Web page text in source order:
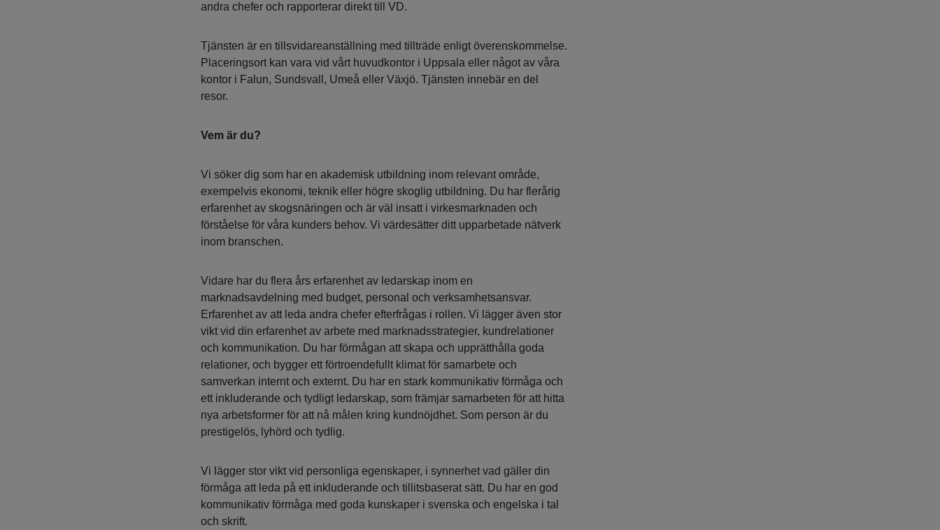
andra chefer och rapporterar direkt till VD.
Tjänsten är en tillsvidareanställning med tillträde enligt överenskommelse.
Placeringsort kan vara vid vårt huvudkontor i Uppsala eller något av våra
kontor i Falun, Sundsvall, Umeå eller Växjö. Tjänsten innebär en del
resor.
Vem är du?
Vi söker dig som har en akademisk utbildning inom relevant område,
exempelvis ekonomi, teknik eller högre skoglig utbildning. Du har flerårig
erfarenhet av skogsnäringen och är väl insatt i virkesmarknaden och
förståelse för våra kunders behov. Vi värdesätter ditt upparbetade nätverk
inom branschen.
Vidare har du flera års erfarenhet av ledarskap inom en
marknadsavdelning med budget, personal och verksamhetsansvar.
Erfarenhet av att leda andra chefer efterfrågas i rollen. Vi lägger även stor
vikt vid din erfarenhet av arbete med marknadsstrategier, kundrelationer
och kommunikation. Du har förmågan att skapa och upprätthålla goda
relationer, och bygger ett förtroendefullt klimat för samarbete och
samverkan internt och externt. Du har en stark kommunikativ förmåga och
ett inkluderande och tydligt ledarskap, som främjar samarbeten för att hitta
nya arbetsformer för att nå målen kring kundnöjdhet. Som person är du
prestigelös, lyhörd och tydlig.
Vi lägger stor vikt vid personliga egenskaper, i synnerhet vad gäller din
förmåga att leda på ett inkluderande och tillitsbaserat sätt. Du har en god
kommunikativ förmåga med goda kunskaper i svenska och engelska i tal
och skrift.